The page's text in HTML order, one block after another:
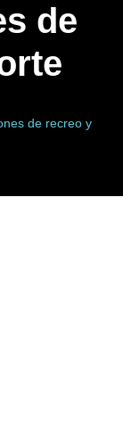
de
de recreo y